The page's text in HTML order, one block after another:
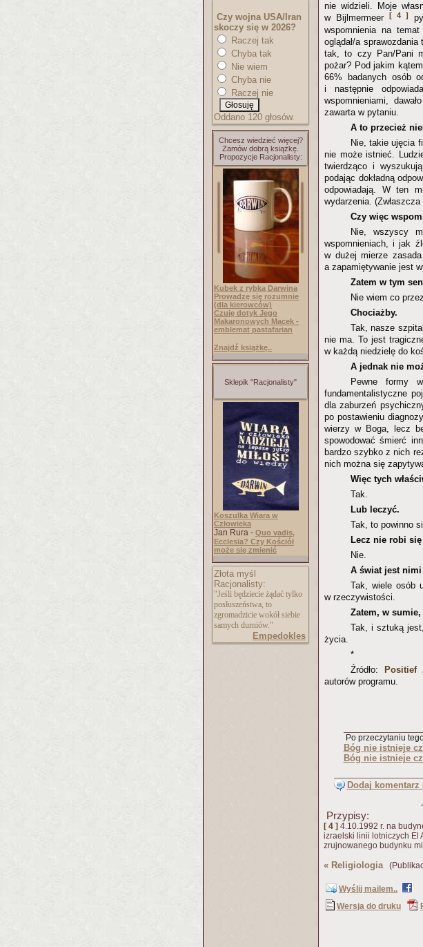
Czy wojna USA/Iran
skoczy się w 2026?
Raczej tak
Chyba tak
Nie wiem
Chyba nie
Raczej nie
Oddano 120 głosów.
Chcesz wiedzieć więcej?
Zamów dobrą książkę.
Propozycje Racjonalisty:
Kubek z rybką Darwina
Prowadzę się rozumnie
(dla kierowców)
Czuję dotyk Jego
Makaronowych Macek -
emblemat pastafarian
Znajdź książkę..
Sklepik "Racjonalisty"
Koszulka Wiara w
Człowieka
Jan Rura - Quo vadis,
Ecclesia? Czy Kościół
może się zmienić
Złota myśl
Racjonalisty:
"Jeśli będziecie żądać tylko
posłuszeństwa, to
zgromadzicie wokół siebie
samych durniów."
Empedokles
nie widzieli. Moje
w Bijlmermeer
[ 4 ]
wspomnienia na
oglądał/a
tak, to czy Pan/Pani
pożar? Pod jakim
66% badanych osób
i następnie
wspomnieniami,
zawarta w pytaniu.
A to przecież
Nie, takie ujęcia
nie może istnieć.
twierdząco i
podając dokładną
odpowiadają. W ten
wydarzenia.
Czy więc
Nie, wszyscy
wspomnieniach, i jak
w dużej mierze
a zapamiętywanie jest
Zatem w tym
Nie wiem co
Chociażby.
Tak, nasze
nie ma. To jest
w każdą niedzielę do
A jednak nie
Pewne formy
fundamentalistyczne
dla zaburzeń
po postawieniu
wierzy w Boga, lecz
spowodować śmierć
bardzo szybko z nich
nich można się
Więc tych
Tak.
Lub leczyć.
Tak, to powinno
Lecz nie robi
Nie.
A świat jest nimi
Tak, wiele osób
w rzeczywistości.
Zatem, w sumie,
Tak, i sztuką
życia.
*
Źródło:
Positief
autorów programu.
Po przeczytaniu
Bóg nie istnieje
Bóg nie istnieje
Dodaj komentarz
Przypisy:
[ 4 ] 4.10.1992 r. na
izraelski linii lotniczych El
zrujnowanego budynku
« Religiologia
Wyślij mailem..
Wersja do druku